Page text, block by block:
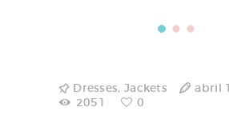
Dresses, Jackets
abril
2051
0